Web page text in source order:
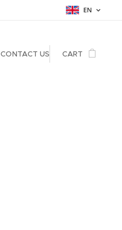
EN
CONTACT US CART